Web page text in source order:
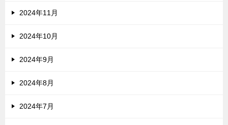
2024年11月
2024年10月
2024年9月
2024年8月
2024年7月